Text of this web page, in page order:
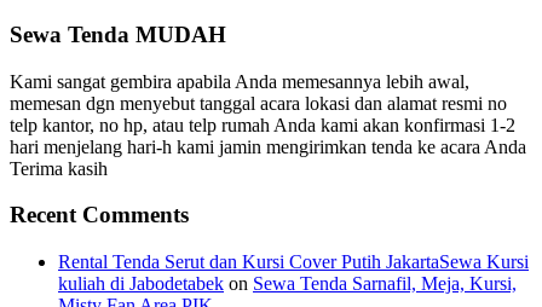
Sewa Tenda MUDAH
Kami sangat gembira apabila Anda memesannya lebih awal,
memesan dgn menyebut tanggal acara lokasi dan alamat resmi no
telp kantor, no hp, atau telp rumah Anda kami akan konfirmasi 1-2
hari menjelang hari-h kami jamin mengirimkan tenda ke acara Anda
Terima kasih
Recent Comments
Rental Tenda Serut dan Kursi Cover Putih JakartaSewa Kursi
kuliah di Jabodetabek on Sewa Tenda Sarnafil, Meja, Kursi,